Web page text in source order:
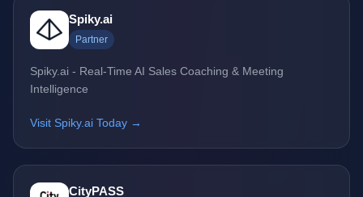
Spiky.ai
Partner
Spiky.ai - Real-Time AI Sales Coaching & Meeting
Intelligence
Visit Spiky.ai Today →
CityPASS